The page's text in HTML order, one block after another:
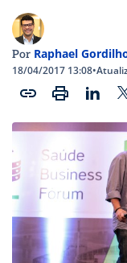
Por Raphael
18/04/2017 13:08•